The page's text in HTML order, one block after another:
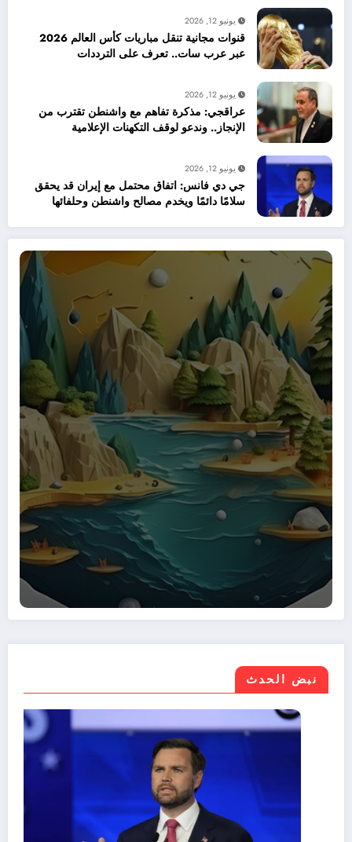
يونيو 12, 2026
قنوات مجانية تنقل مباريات كأس العالم 2026
عبر عرب سات.. تعرف على الترددات
يونيو 12, 2026
عراقجي: مذكرة تفاهم مع واشنطن تقترب من
الإنجاز.. وندعو لوقف التكهنات الإعلامية
يونيو 12, 2026
جي دي فانس: اتفاق محتمل مع إيران قد يحقق
سلامًا دائمًا ويخدم مصالح واشنطن وحلفائها
نبض الحدث